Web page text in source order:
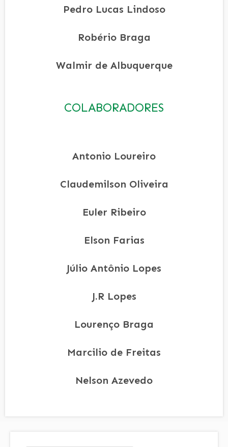
Pedro Lucas Lindoso
Robério Braga
Walmir de Albuquerque
COLABORADORES
Antonio Loureiro
Claudemilson Oliveira
Euler Ribeiro
Elson Farias
Júlio Antônio Lopes
J.R Lopes
Lourenço Braga
Marcilio de Freitas
Nelson Azevedo